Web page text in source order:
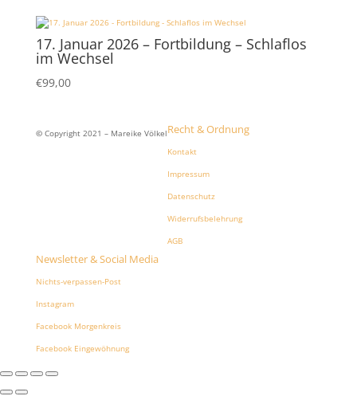
17. Januar 2026 – Fortbildung – Schlaflos
im Wechsel
€99,00
© Copyright 2021 – Mareike VölkelRecht & Ordnung
Kontakt
Impressum
Datenschutz
Widerrufsbelehrung
AGB
Newsletter & Social Media
Nichts-verpassen-Post
Instagram
Facebook Morgenkreis
Facebook Eingewöhnung